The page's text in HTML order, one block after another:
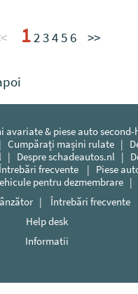
12345 6 >>
avariate & piese auto second-
Cumpărați mașini rulate|
| Despre schadeautos.nl|
frecvente | Piese
pentru dezmembrare|
| Întrebări frecvente
Help desk
Informatii